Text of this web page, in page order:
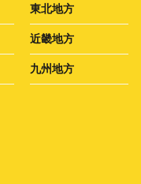
東北地方
近畿地方
九州地方